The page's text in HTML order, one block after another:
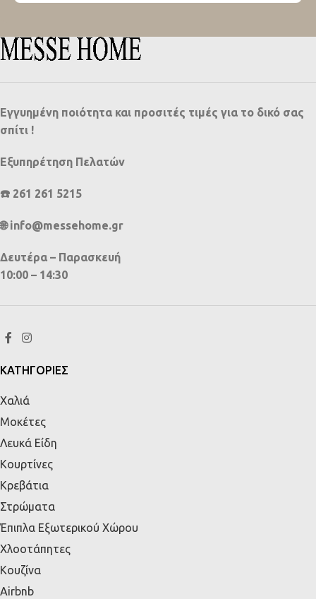
Εγγυημένη ποιότητα και προσιτές τιμές για το δικό σας
σπίτι !
Εξυπηρέτηση Πελατών
☎️ 261 261 5215
🌐 info@messehome.gr
Δευτέρα – Παρασκευή
10:00 – 14:30
ΚΑΤΗΓΟΡΙΕΣ
Χαλιά
Μοκέτες
Λευκά Είδη
Κουρτίνες
Κρεβάτια
Στρώματα
Έπιπλα Εξωτερικού Χώρου
Χλοοτάπητες
Κουζίνα
Airbnb